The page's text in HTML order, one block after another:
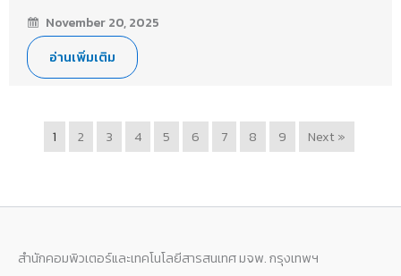
November 20, 2025
อ่านเพิ่มเติม
1 2 3 4 5 6 7 8 9 Next »
สำนักคอมพิวเตอร์และเทคโนโลยีสารสนเทศ มจพ. กรุงเทพฯ